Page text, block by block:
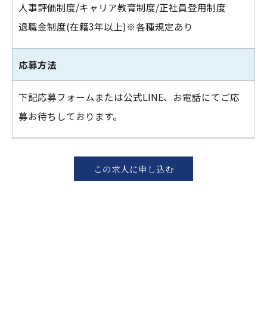
人事評価制度/キャリア教育制度/正社員登用制度
退職金制度(在籍3年以上)※各種規定あり
応募方法
下記応募フォームまたは公式LINE、お電話にてご応
募お待ちしております。
この求人に申し込む